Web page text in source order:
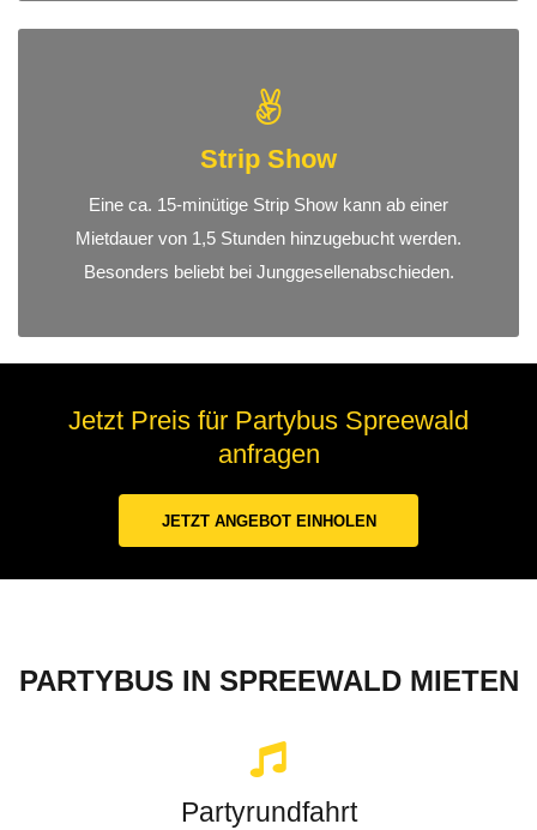
Strip Show
Eine ca. 15-minütige Strip Show kann ab einer
Mietdauer von 1,5 Stunden hinzugebucht werden.
Besonders beliebt bei Junggesellenabschieden.
Jetzt Preis für Partybus Spreewald
anfragen
JETZT ANGEBOT EINHOLEN
PARTYBUS IN SPREEWALD MIETEN
Partyrundfahrt